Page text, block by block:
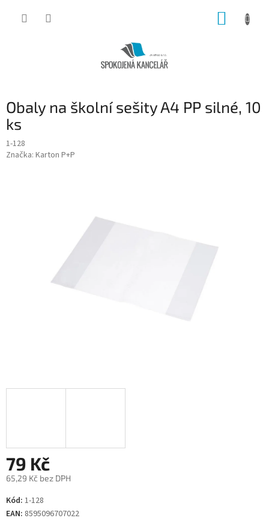
Obaly na školní sešity A4 PP silné, 10
ks
1-128
Značka: Karton P+P
79 Kč
65,29 Kč bez DPH
Měrná
cena:
Kód: 1-128
EAN: 8595096707022